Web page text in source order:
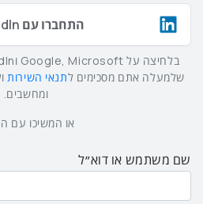
התחברו עם LinkedIn
שלמעלה אתם מסכימים לתנאי השירות
ומחשבים.
או המשיכו עם
שם משתמש או דוא״ל